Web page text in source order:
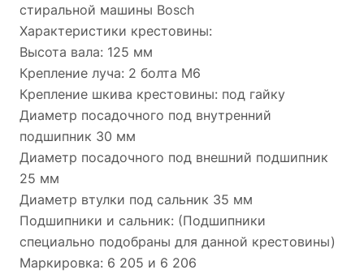
стиральной машины Bosch
Характеристики крестовины:
Высота вала: 125 мм
Крепление луча: 2 болта М6
Крепление шкива крестовины: под гайку
Диаметр посадочного под внутренний
подшипник 30 мм
Диаметр посадочного под внешний подшипник
25 мм
Диаметр втулки под сальник 35 мм
Подшипники и сальник: (Подшипники
специально подобраны для данной крестовины)
Маркировка: 6 205 и 6 206